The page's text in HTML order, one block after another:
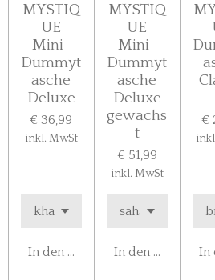
MYSTIQ
UE
Mini-
Dummyt
asche
Deluxe
€ 36,99
inkl. MwSt
In den Warenkorb
MYSTIQ
UE
Mini-
Dummyt
asche
Deluxe
gewachs
t
€ 51,99
inkl. MwSt
In den
€
In